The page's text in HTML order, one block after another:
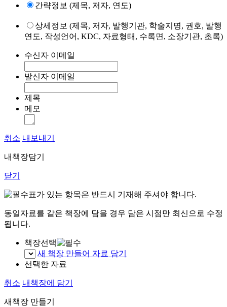
간략정보 (제목, 저자, 연도)
상세정보 (제목, 저자, 발행기관, 학술지명, 권호, 발행
연도, 작성언어, KDC, 자료형태, 수록면, 소장기관, 초록)
수신자 이메일
발신자 이메일
제목
메모
취소 내보내기
내책장담기
닫기
표가 있는 항목은 반드시 기재해 주셔야 합니다.
동일자료를 같은 책장에 담을 경우 담은 시점만 최신으로 수정
됩니다.
책장선택
새 책장 만들어 자료 담기
선택한 자료
취소 내책장에 담기
새책장 만들기